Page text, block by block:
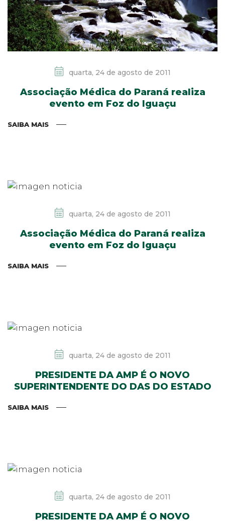
quarta, 24 de agosto de 2011
Associação Médica do Paraná realiza
evento em Foz do Iguaçu
SAIBA MAIS
quarta, 24 de agosto de 2011
Associação Médica do Paraná realiza
evento em Foz do Iguaçu
SAIBA MAIS
quarta, 24 de agosto de 2011
PRESIDENTE DA AMP É O NOVO
SUPERINTENDENTE DO DAS DO ESTADO
SAIBA MAIS
quarta, 24 de agosto de 2011
PRESIDENTE DA AMP É O NOVO